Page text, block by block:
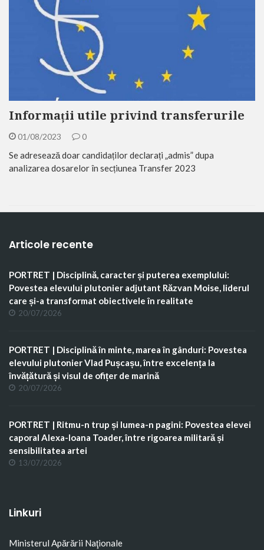
Informații utile privind transferurile
01/08/2023 0
Se adresează doar candidaților declarați „admis” dupa
analizarea dosarelor în secțiunea Transfer 2023
Articole recente
PORTRET | Disciplină, caracter și puterea exemplului:
Povestea elevului plutonier adjutant Răzvan Moise, liderul
care și-a transformat obiectivele în realitate
20/07/2026
PORTRET | Disciplină în minte, marea în gânduri: Povestea
elevului plutonier Vlad Pușcașu, între excelența la
învățătură și visul de ofițer de marină
20/07/2026
PORTRET | Ritmu-n trup și lumea-n pagini: Povestea elevei
caporal Alexa-Ioana Toader, între rigoarea militară și
sensibilitatea artei
13/07/2026
Linkuri
Ministerul Apărării Naţionale